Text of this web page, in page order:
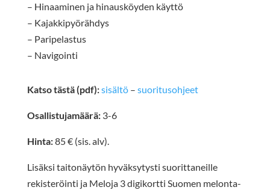
– Hinaaminen ja hinausköyden käyttö
– Kajakkipyörähdys
– Paripelastus
– Navigointi
Katso tästä (pdf):sisältö– suoritusohjeet
Osallistujamäärä:3-6
Hinta:85€ (sis. alv).
Lisäksi taitonäytön hyväksytysti suorittaneille
rekisteröinti ja Meloja 3 digikortti Suomen melonta-